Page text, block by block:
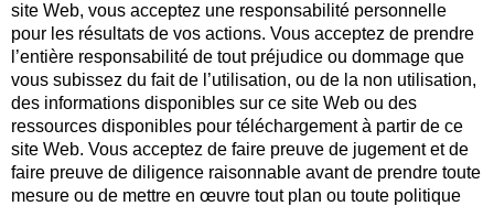
site Web, vous acceptez une responsabilité personnelle
pour les résultats de vos actions. Vous acceptez de prendre
l’entière responsabilité de tout préjudice ou dommage que
vous subissez du fait de l’utilisation, ou de la non utilisation,
des informations disponibles sur ce site Web ou des
ressources disponibles pour téléchargement à partir de ce
site Web. Vous acceptez de faire preuve de jugement et de
faire preuve de diligence raisonnable avant de prendre toute
mesure ou de mettre en œuvre tout plan ou toute politique